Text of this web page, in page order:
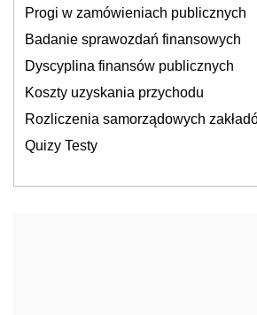
Progi w zamówieniach publicznych
Badanie sprawozdań finansowych
Dyscyplina finansów publicznych
Koszty uzyskania przychodu
Rozliczenia samorządowych
Quizy Testy